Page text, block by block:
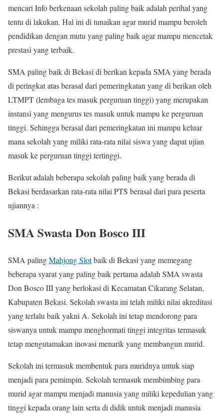
mencari Info berkenaan sekolah paling baik adalah perihal yang
tentu di lakukan. Hal ini di tunaikan agar murid mampu beroleh
pendidikan dengan mutu yang paling baik agar mampu mencetak
prestasi yang terbaik.
SMA paling baik di Bekasi di berikan kepada SMA yang berada
di peringkat atas berasal dari pemeringkatan yang di berikan oleh
LTMPT (lembaga tes masuk perguruan tinggi) yang merupakan
instansi yang mengurus tes masuk untuk mampu ke perguruan
tinggi. Sehingga berasal dari pemeringkatan ini mampu keluar
mana sekolah yang miliki rata-rata nilai siswa yang dapat ujian
masuk ke perguruan tinggi tertinggi.
Berikut adalah beberapa sekolah paling baik yang berada di
Bekasi berdasarkan rata-rata nilai PTS berasal dari para peserta
ujiannya :
SMA Swasta Don Bosco III
SMA palingMahjong Slotbaik di Bekasi yang memegang
beberapa syarat yang paling baik pertama adalah SMA swasta
Don Bosco III yang berlokasi di Kecamatan Cikarang Selatan,
Kabupaten Bekasi. Sekolah swasta ini telah miliki nilai akreditasi
yang terlalu baik yakni A. Sekolah ini tetap mendorong para
siswanya untuk mampu menghormati tinggi integritas termasuk
tetap mengutamakan inovasi menarik yang membangun murid.
Sekolah ini termasuk membentuk para muridnya untuk siap
menjadi para pemimpin. Sekolah termasuk membimbing para
murid agar mampu menjadi manusia yang miliki kepedulian yang
tinggi kepada orang lain serta di didik untuk menjadi manusia